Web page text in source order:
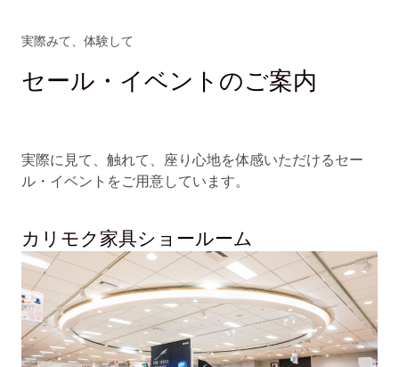
実際みて、体験して
セール・イベントのご案内
実際に見て、触れて、座り心地を体感いただけるセー
ル・イベントをご用意しています。
カリモク家具ショールーム